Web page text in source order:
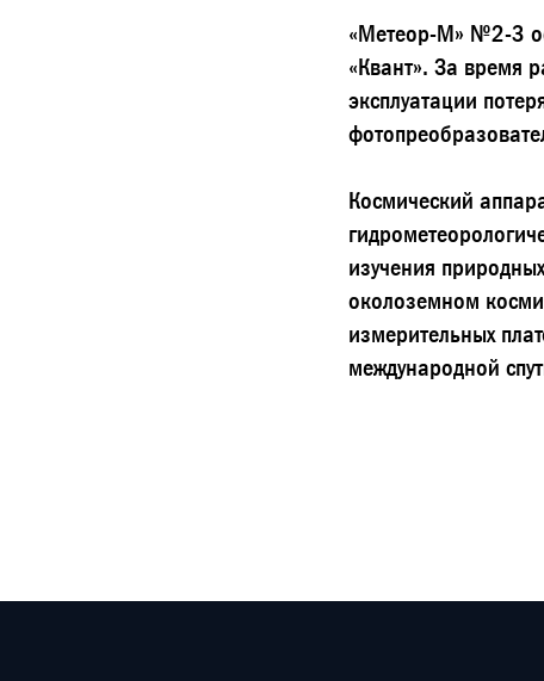
«Метеор-М» №2-3
«Квант». За время
эксплуатации
Космический
изучения
околоземном
измерительных
международной